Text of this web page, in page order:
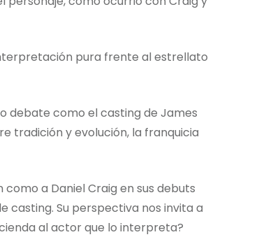
pura frente al estrellato
debate como el casting de James
tradición y evolución, la franquicia
a Daniel Craig en sus debuts
casting. Su perspectiva nos invita a
al actor que lo interpreta?